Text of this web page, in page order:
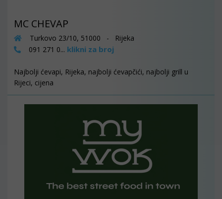
MC CHEVAP
Turkovo 23/10, 51000 - Rijeka
091 271 0... klikni za broj
Najbolji ćevapi, Rijeka, najbolji ćevapčići, najbolji grill u
Rijeci, cijena